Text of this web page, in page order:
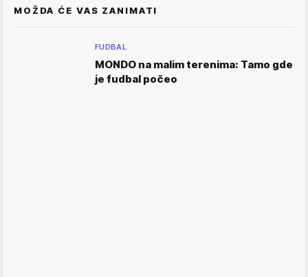
MOŽDA ĆE VAS ZANIMATI
FUDBAL
MONDO na malim terenima: Tamo gde
je fudbal počeo